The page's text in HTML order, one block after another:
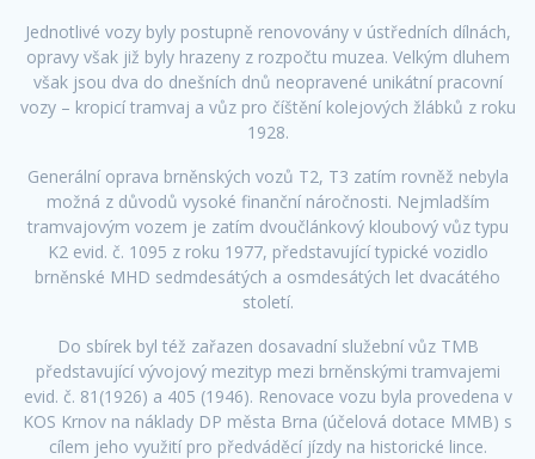
Jednotlivé vozy byly postupně renovovány v ústředních dílnách,
opravy však již byly hrazeny z rozpočtu muzea. Velkým dluhem
však jsou dva do dnešních dnů neopravené unikátní pracovní
vozy – kropicí tramvaj a vůz pro číštění kolejových žlábků z roku
1928.
Generální oprava brněnských vozů T2, T3 zatím rovněž nebyla
možná z důvodů vysoké finanční náročnosti. Nejmladším
tramvajovým vozem je zatím dvoučlánkový kloubový vůz typu
K2 evid. č. 1095 z roku 1977, představující typické vozidlo
brněnské MHD sedmdesátých a osmdesátých let dvacátého
století.
Do sbírek byl též zařazen dosavadní služební vůz TMB
představující vývojový mezityp mezi brněnskými tramvajemi
evid. č. 81(1926) a 405 (1946). Renovace vozu byla provedena v
KOS Krnov na náklady DP města Brna (účelová dotace MMB) s
cílem jeho využití pro předváděcí jízdy na historické lince.